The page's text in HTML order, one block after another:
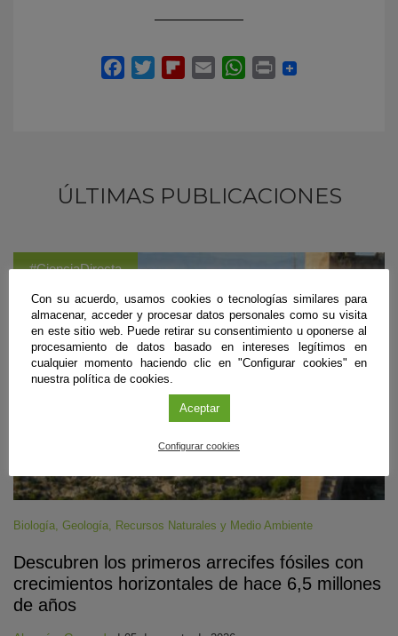
ÚLTIMAS PUBLICACIONES
#CienciaDirecta
Biología, Geología, Recursos Naturales y Medio Ambiente
Descubren los primeros arrecifes fósiles con
crecimientos horizontales de hace 6,5 millones
de años
Con su acuerdo, usamos cookies o tecnologías similares para
almacenar, acceder y procesar datos personales como su visita
en este sitio web. Puede retirar su consentimiento u oponerse al
procesamiento de datos basado en intereses legítimos en
cualquier momento haciendo clic en "Configurar cookies" en
nuestra política de cookies.
Aceptar
Configurar cookies